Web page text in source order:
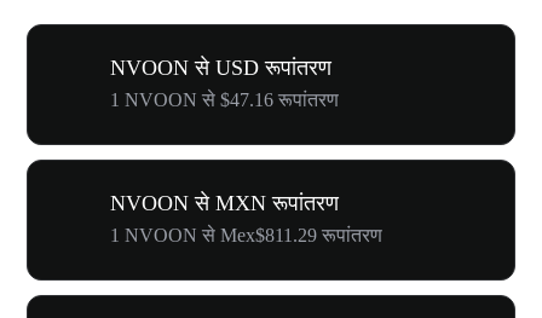
NVOON से USD रूपांतरण
1 NVOON से $47.16 रूपांतरण
NVOON से MXN रूपांतरण
1 NVOON से Mex$811.29 रूपांतरण